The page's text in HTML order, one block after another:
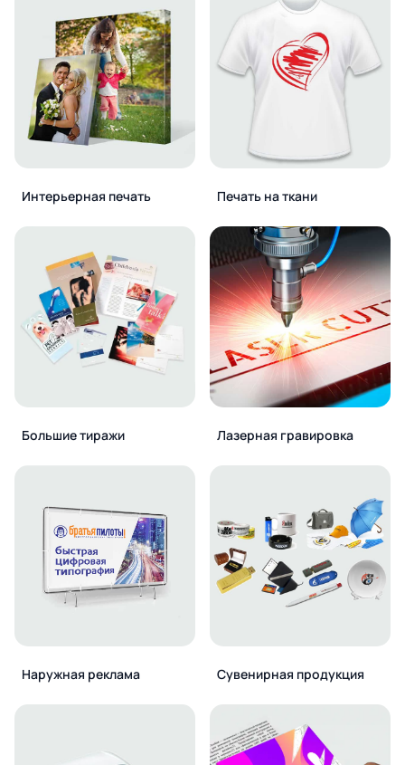
Интерьерная печать Печать на ткани
Большие тиражи Лазерная гравировка
Наружная реклама Сувенирная продукция